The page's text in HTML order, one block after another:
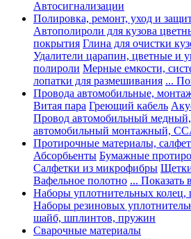
Автосигнализации
Полировка, ремонт, уход и
Автополироли для кузова
покрытия Глина для очистки
Удалители царапин, цветные и
полироли Мерные емкости,
лопатки для размешивания ...
Провода автомобильные,
Витая пара Греющий кабель
Провод автомобильный
автомобильный монтажный,
Протирочные материалы,
Абсорбьенты Бумажные
Салфетки из микрофибры
Вафельное полотно ... Показать
Наборы уплотнительных
Наборы резиновых
шайб, шплинтов, пружин
Сварочные материалы